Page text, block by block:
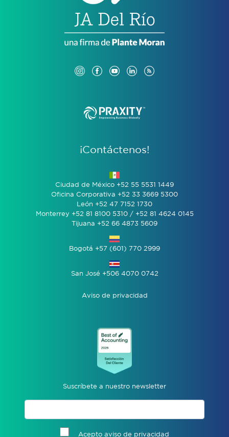
¡Contáctenos!
Ciudad de México +52 55 5531 1449
Oficina Corporativa +52 33 3669 5300
León +52 47 7152 1730
Monterrey +52 81 8100 5310 / +52 81 4624 0145
Tijuana +52 66 4873 5609
Bogotá +57 (601) 770 2999
San José +506 4070 0742
Aviso de privacidad
Suscríbete a nuestro newsletter
Acepto aviso de privacidad